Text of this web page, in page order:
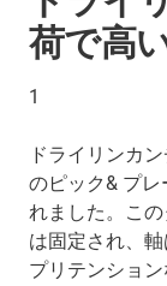
荷で高
1
ドライリンカ
のピック& プ
れました。こ
は固定され、
プリテンショ